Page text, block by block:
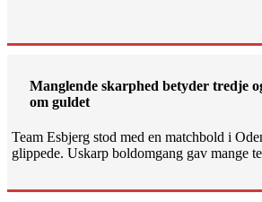
Manglende skarphed betyder tredje
om guldet
Team Esbjerg stod med en matchbold i
glippede. Uskarp boldomgang gav mange